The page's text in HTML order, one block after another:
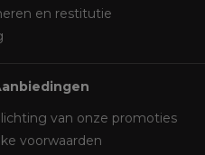
en restitutie
van onze promoties
voorwaarden